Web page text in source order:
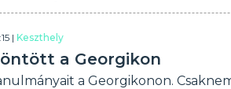
| Keszthely
a Georgikon
a Georgikonon.